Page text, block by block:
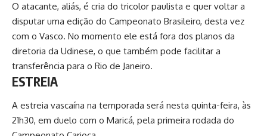
O atacante, aliás, é cria do tricolor paulista e quer voltar a
disputar uma edição do Campeonato Brasileiro, desta vez
com o Vasco. No momento ele está fora dos planos da
diretoria da Udinese, o que também pode facilitar a
transferência para o Rio de Janeiro.
ESTREIA
A estreia vascaína na temporada será nesta quinta-feira, às
21h30, em duelo com o Maricá, pela primeira rodada do